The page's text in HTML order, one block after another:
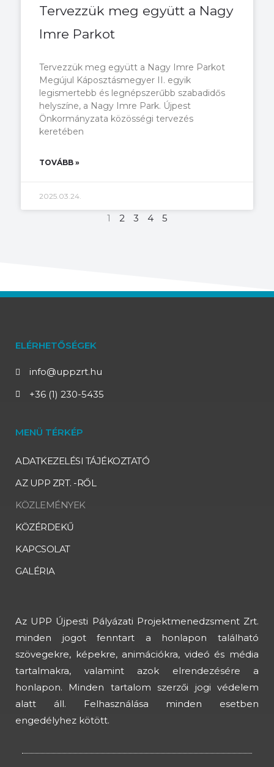
Tervezzük meg együtt a Nagy
Imre Parkot
Tervezzük meg együtt a Nagy Imre Parkot
Megújul Káposztásmegyer II. egyik
legismertebb és legnépszerűbb szabadidős
helyszíne, a Nagy Imre Park. Újpest
Önkormányzata közösségi tervezés
keretében
TOVÁBB »
2025.03.24.
1 2 3 4 5
ELÉRHETŐSÉGEK
info@uppzrt.hu
+36 (1) 230-5435
MENÜ TÉRKÉP
ADATKEZELÉSI TÁJÉKOZTATÓ
AZ UPP ZRT. -RŐL
KÖZLEMÉNYEK
KÖZÉRDEKŰ
KAPCSOLAT
GALÉRIA
Az UPP Újpesti Pályázati Projektmenedzsment Zrt.
minden jogot fenntart a honlapon található
szövegekre, képekre, animációkra, videó és média
tartalmakra, valamint azok elrendezésére a
honlapon. Minden tartalom szerzői jogi védelem
alatt áll. Felhasználása minden esetben
engedélyhez kötött.